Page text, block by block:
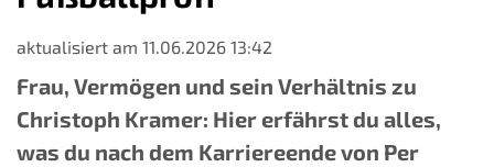
aktualisiert am 11.06.2026 13:42
Frau, Vermögen und sein Verhältnis zu
Christoph Kramer: Hier erfährst du alles,
was du nach dem Karriereende von Per